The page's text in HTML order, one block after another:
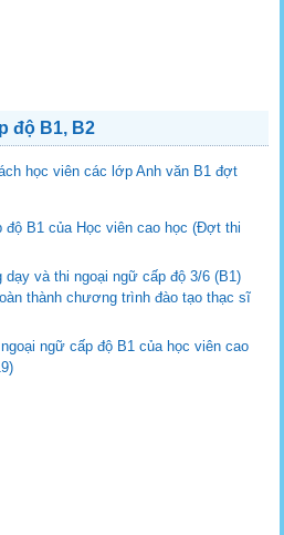
độ B1, B2
học viên các lớp Anh văn B1 đợt
độ B1 của Học viên cao học (Đợt thi
dạy và thi ngoại ngữ cấp độ 3/6 (B1)
thành chương trình đào tạo thạc sĩ
ngữ cấp độ B1 của học viên cao